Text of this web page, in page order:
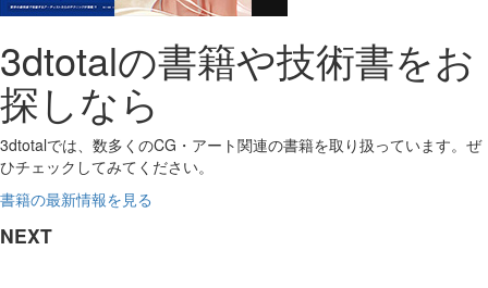
3dtotalの書籍や技術書をお
探しなら
3dtotalでは、数多くのCG・アート関連の書籍を取り扱っています。ぜ
ひチェックしてみてください。
書籍の最新情報を見る
NEXT